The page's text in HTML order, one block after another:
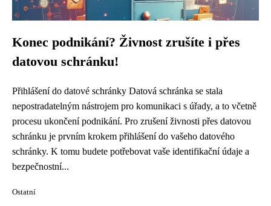
Konec podnikání? Živnost zrušíte i přes
datovou schránku!
Přihlášení do datové schránky Datová schránka se stala
nepostradatelným nástrojem pro komunikaci s úřady, a to včetně
procesu ukončení podnikání. Pro zrušení živnosti přes datovou
schránku je prvním krokem přihlášení do vašeho datového
schránky. K tomu budete potřebovat vaše identifikační údaje a
bezpečnostní...
Ostatní